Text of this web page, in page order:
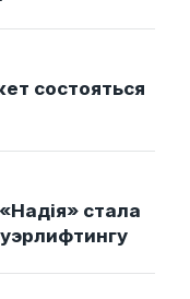
состояться
стала